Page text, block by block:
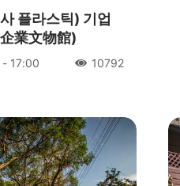
플라스틱) 기업
業文物館)
- 17:00 人氣10792